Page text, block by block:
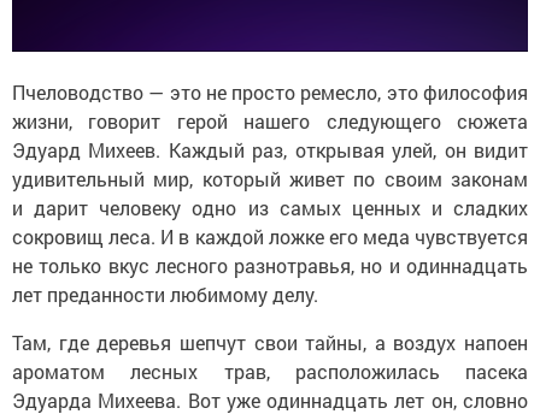
Пчеловодство — это не просто ремесло, это философия
жизни, говорит герой нашего следующего сюжета
Эдуард Михеев. Каждый раз, открывая улей, он видит
удивительный мир, который живет по своим законам
и дарит человеку одно из самых ценных и сладких
сокровищ леса. И в каждой ложке его меда чувствуется
не только вкус лесного разнотравья, но и одиннадцать
лет преданности любимому делу.
Там, где деревья шепчут свои тайны, а воздух напоен
ароматом лесных трав, расположилась пасека
Эдуарда Михеева. Вот уже одиннадцать лет он, словно